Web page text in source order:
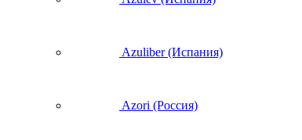
Azuliber (Испания)
Azori (Россия)